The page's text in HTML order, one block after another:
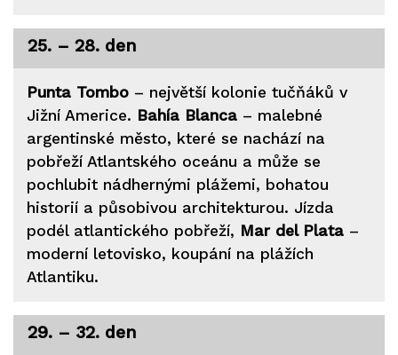
25. – 28. den
Punta Tombo – největší kolonie tučňáků v
Jižní Americe. Bahía Blanca – malebné
argentinské město, které se nachází na
pobřeží Atlantského oceánu a může se
pochlubit nádhernými plážemi, bohatou
historií a působivou architekturou. Jízda
podél atlantického pobřeží, Mar del Plata –
moderní letovisko, koupání na plážích
Atlantiku.
29. – 32. den